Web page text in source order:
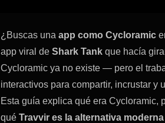
¿Buscas una app como Cycloramic
app viral de Shark Tank que hacía
Cycloramic ya no existe — pero el
interactivos para compartir, incrustar y
Esta guía explica qué era Cycloramic,
qué Travvir es la alternativa